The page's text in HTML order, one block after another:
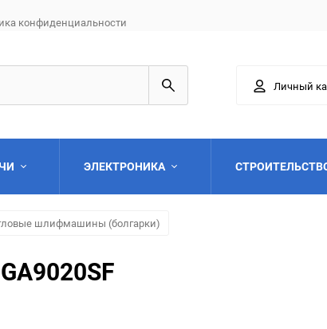
конфиденциальности
Личный
ЭЛЕКТРОНИКА
шлифмашины (болгарки)